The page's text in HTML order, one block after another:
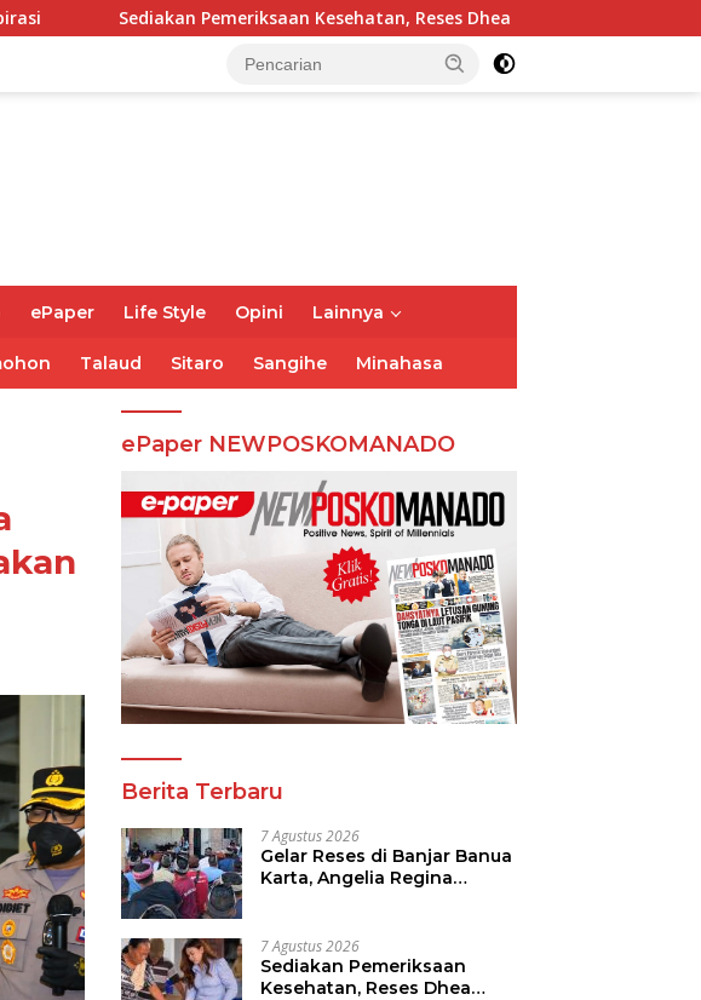
Pemeriksaan Kesehatan, Reses Dhea Lumenta Dipadati Warga
ePaper Life Style Opini Lainnya
Talaud Sitaro Sangihe Minahasa
ePaper NEWPOSKOMANADO
Berita Terbaru
7 Agustus 2026
Gelar Reses di Banjar Banua
Karta, Angelia Regina
7 Agustus 2026
Sediakan Pemeriksaan
Kesehatan, Reses Dhea